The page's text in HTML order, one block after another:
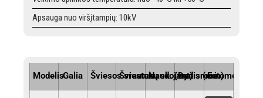
Apsauga nuo viršįtampių: 10kV
ModelisGalia Šviesos srautas
Šviestukų sk. (vnt)
Naudojama srovė
Dydis (mm)Fotometrija